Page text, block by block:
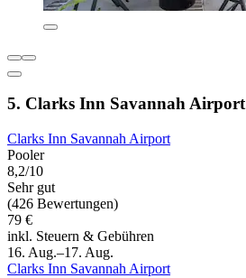
5. Clarks Inn Savannah Airport
Clarks Inn Savannah Airport
Pooler
8,2/10
Sehr gut
(426 Bewertungen)
79 €
inkl. Steuern & Gebühren
16. Aug.–17. Aug.
Clarks Inn Savannah Airport